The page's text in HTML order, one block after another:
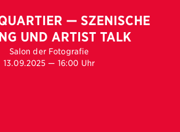
— SZENISCHE
UND ARTIST TALK
Salon der Fotografie
13.09.2025 — 16:00 Uhr